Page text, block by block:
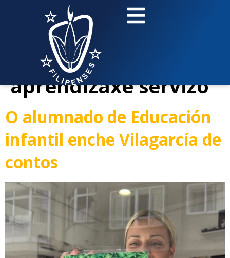
Etiqueta:
aprendizaxe servizo
O alumnado de Educación
infantil enche Vilagarcía de
contos